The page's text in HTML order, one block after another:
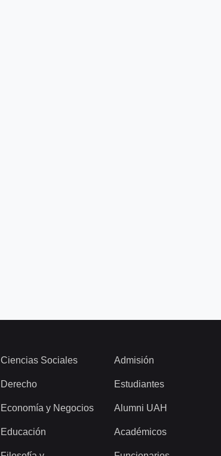
Ciencias Sociales
Derecho
Economía y Negocios
Educación
Admisión
Estudiantes
Alumni UAH
Académicos